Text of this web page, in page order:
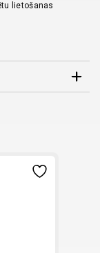
lietošanas